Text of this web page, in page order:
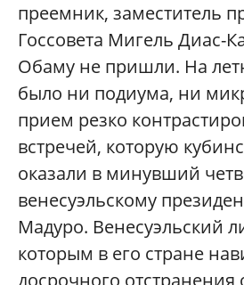
преемник, заместитель
Госсовета Мигель Диас-
Обаму не пришли. На
было ни подиума, ни
прием резко
встречей, которую
оказали в минувший
венесуэльскому
Мадуро. Венесуэльский
которым в его стране